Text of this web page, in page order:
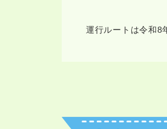
運行ルートは令和8